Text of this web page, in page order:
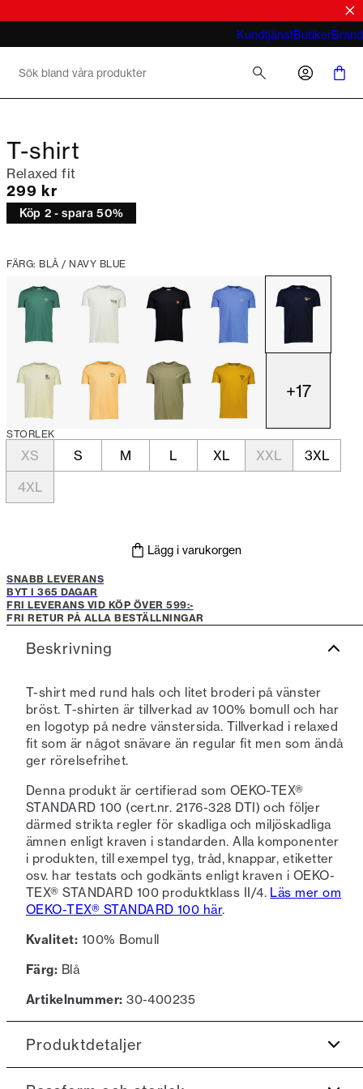
KundtjänstButikerBrand
Vad menar du med business casual för
T-shirt
Relaxed fit
Nuvarande pris
299 kr
Köp 2 - spara 50%
FÄRG: BLÅ / NAVY BLUE
+17
STORLEK
XS S M L XL XXL
3XL
4XL
Lägg i varukorgen
SNABB LEVERANS
BYT I 365 DAGAR
FRI LEVERANS VID KÖP ÖVER 599:-
FRI RETUR PÅ ALLA BESTÄLLNINGAR
Beskrivning
T-shirt med rund hals och litet broderi på vänster
bröst. T-shirten är tillverkad av 100% bomull och har
en logotyp på nedre vänstersida. Tillverkad i relaxed
fit som är något snävare än regular fit men som ändå
ger rörelsefrihet.
Denna produkt är certifierad som OEKO-TEX®
STANDARD 100 (cert.nr. 2176-328 DTI) och följer
därmed strikta regler för skadliga och miljöskadliga
ämnen enligt kraven i standarden. Alla komponenter
i produkten, till exempel tyg, tråd, knappar, etiketter
osv. har testats och godkänts enligt kraven i OEKO-
TEX® STANDARD 100 produktklass II/4. Läs mer om
OEKO-TEX® STANDARD 100 här.
Kvalitet: 100% Bomull
Färg: Blå
Artikelnummer: 30-400235
Produktdetaljer